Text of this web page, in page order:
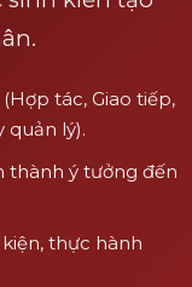
tác, Giao tiếp,
quản lý).
thành ý tưởng đến
thực hành